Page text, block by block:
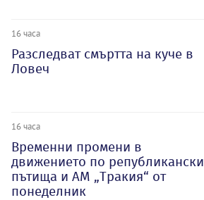
16 часа
Разследват смъртта на куче в
Ловеч
16 часа
Временни промени в
движението по републикански
пътища и АМ „Тракия“ от
понеделник